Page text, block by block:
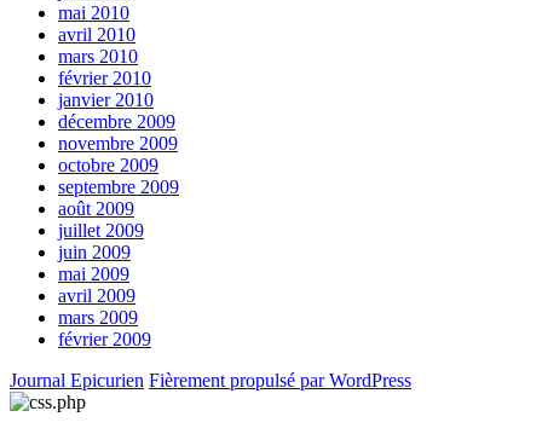
mai 2010
avril 2010
mars 2010
février 2010
janvier 2010
décembre 2009
novembre 2009
octobre 2009
septembre 2009
août 2009
juillet 2009
juin 2009
mai 2009
avril 2009
mars 2009
février 2009
Journal Epicurien Fièrement propulsé par WordPress